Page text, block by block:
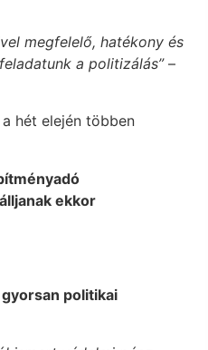
megfelelő, hatékony és
a politizálás”–
hét elején többen
ekkor
politikai